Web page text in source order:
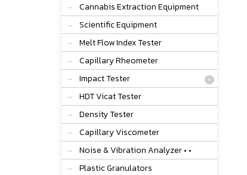
Cannabis Extraction Equipment
Scientific Equipment
Melt Flow Index Tester
Capillary Rheometer
Impact Tester
HDT Vicat Tester
Density Tester
Capillary Viscometer
Noise & Vibration Analyzer • •
Plastic Granulators